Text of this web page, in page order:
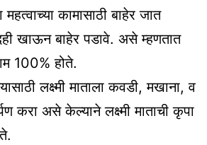
कामासाठी बाहेर जात
खाऊन बाहेर पडावे. असे म्हणतात
100% होते.
लक्ष्मी माताला कवडी, मखाना, व
करा असे केल्याने लक्ष्मी माताची कृपा